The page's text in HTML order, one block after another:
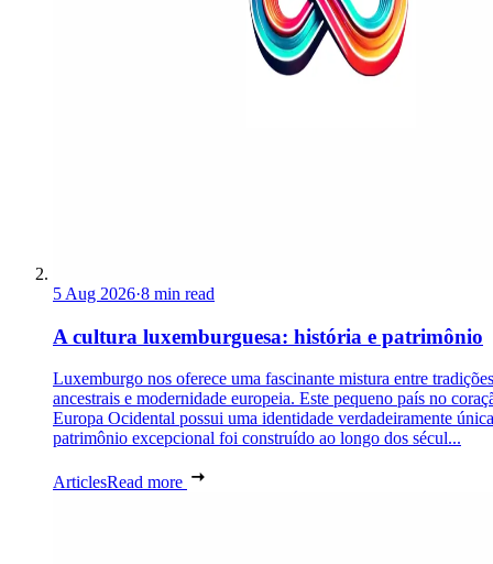
5 Aug 2026·8 min read
A cultura luxemburguesa: história e patrimônio
Luxemburgo nos oferece uma fascinante mistura entre tradições
ancestrais e modernidade europeia. Este pequeno país no
Europa Ocidental possui uma identidade verdadeiramente
patrimônio excepcional foi construído ao longo dos sécul...
ArticlesRead more